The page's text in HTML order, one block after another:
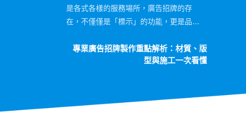
是各式各樣的服務場所，廣告招牌的存
在，不僅僅是「標示」的功能，更是品牌
作，不僅能提升品牌識別度，還能增加客
專業廣告招牌製作重點解析：材質、版
型與施工一次看懂